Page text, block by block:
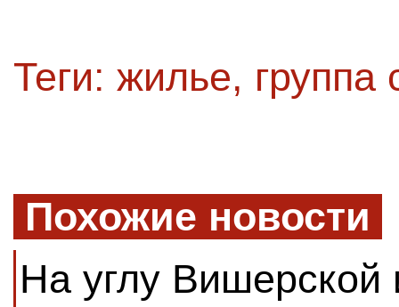
Теги: жилье, группа
Похожие новости
На углу Вишерской